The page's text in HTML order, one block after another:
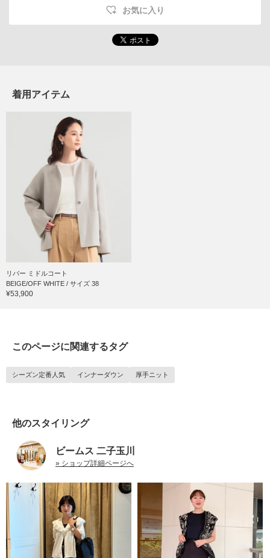
お気に入り
着用アイテム
リバー ミドルコート
BEIGE/OFF WHITE / サイズ 38
¥53,900
このページに関連するタグ
シーズン定番人気 インナーダウン 厚手ニット
他のスタイリング
ビームス 二子玉川
» ショップ詳細ページへ